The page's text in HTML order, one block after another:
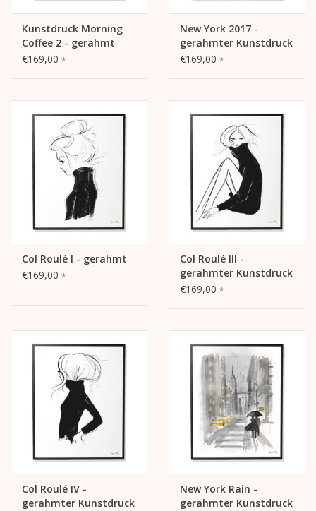
Kunstdruck Morning
Coffee 2 - gerahmt
€169,00 *
New York 2017 -
gerahmter Kunstdruck
€169,00 *
Col Roulé I - gerahmt
€169,00 *
Col Roulé III -
gerahmter Kunstdruck
€169,00 *
Col Roulé IV -
gerahmter Kunstdruck
New York Rain -
gerahmter Kunstdruck